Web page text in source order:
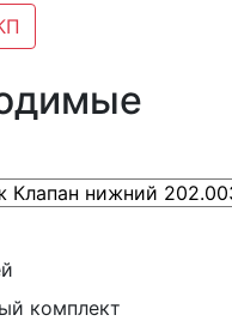
комплект